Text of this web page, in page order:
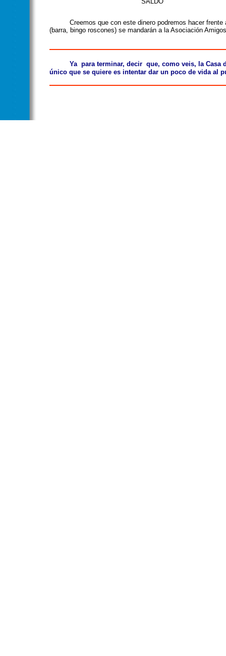
Creemos que con este dinero podremos hacer frente a
(barra, bingo roscones) se mandarán a la Asociación
Ya para terminar, decir que, como veis, la Casa
único que se quiere es intentar dar un poco de vida al